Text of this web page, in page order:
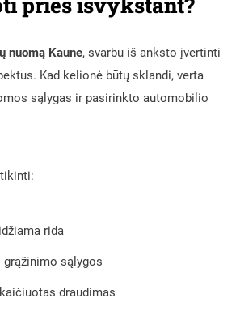
nuomą Kaune, svarbu iš anksto įvertinti
Kad kelionė būtų sklandi, verta
sąlygas ir pasirinkto automobilio
rida
sąlygos
draudimas